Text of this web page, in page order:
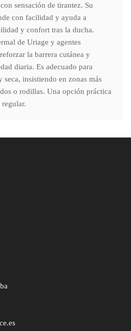
sensación de tirantez. Su
con facilidad y ayuda a
y confort tras la ducha.
de Uriage y agentes
la barrera cutánea y
diaria. Es adecuado para
insistiendo en zonas más
o rodillas. Una opción práctica